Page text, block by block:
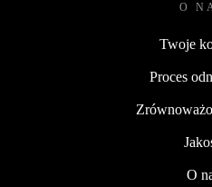
O
Twoje
Proces
O